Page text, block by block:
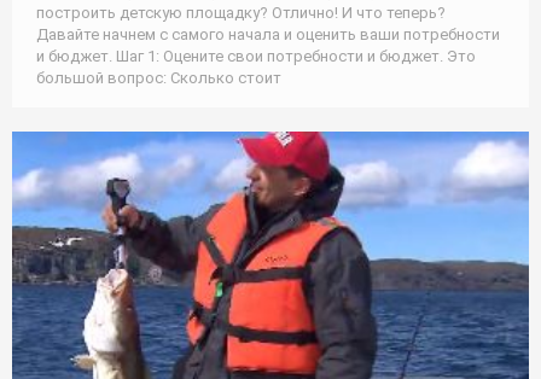
построить детскую площадку? Отлично! И что теперь?
Давайте начнем с самого начала и оценить ваши потребности
и бюджет. Шаг 1: Оцените свои потребности и бюджет. Это
большой вопрос: Сколько стоит